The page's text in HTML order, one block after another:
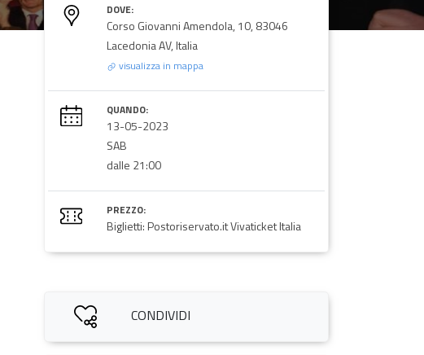
DOVE:
Corso Giovanni Amendola, 10, 83046
Lacedonia AV, Italia
visualizza in mappa
QUANDO:
13-05-2023
SAB
dalle 21:00
PREZZO:
Biglietti: Postoriservato.it Vivaticket Italia
CONDIVIDI